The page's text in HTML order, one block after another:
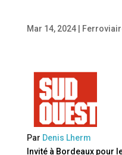
Mar 14, 2024|
Par Denis Lherm
Invité à Bordeaux pour